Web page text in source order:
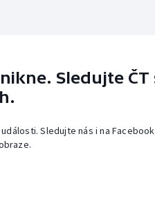
Sledujte
Sledujte nás i na